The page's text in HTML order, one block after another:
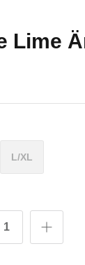
Lime
L/XL